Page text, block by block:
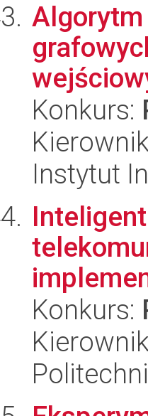
Konkurs:
Instytut
Konkurs: